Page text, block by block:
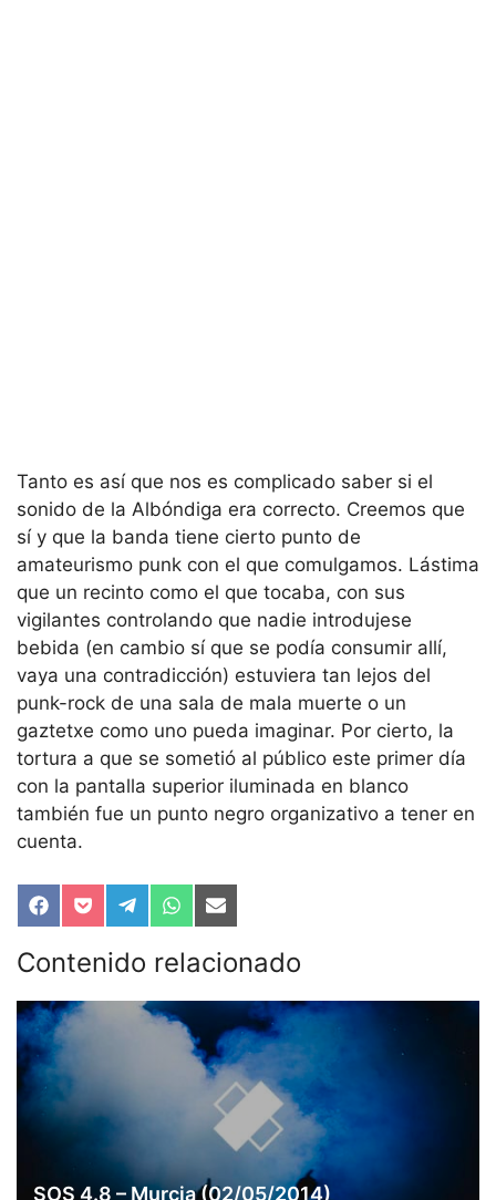
Tanto es así que nos es complicado saber si el
sonido de la Albóndiga era correcto. Creemos que
sí y que la banda tiene cierto punto de
amateurismo punk con el que comulgamos. Lástima
que un recinto como el que tocaba, con sus
vigilantes controlando que nadie introdujese
bebida (en cambio sí que se podía consumir allí,
vaya una contradicción) estuviera tan lejos del
punk-rock de una sala de mala muerte o un
gaztetxe como uno pueda imaginar. Por cierto, la
tortura a que se sometió al público este primer día
con la pantalla superior iluminada en blanco
también fue un punto negro organizativo a tener en
cuenta.
Compartir
en
Facebook
Compartir
en
Pocket
Compartir
en
Telegram
Compartir
en
WhatsApp
Compartir
en
Email
Contenido relacionado
SOS 4.8 – Murcia (02/05/2014)